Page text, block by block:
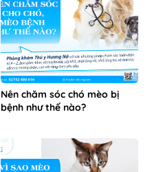
Nên chăm sóc chó mèo bị
bệnh như thế nào?